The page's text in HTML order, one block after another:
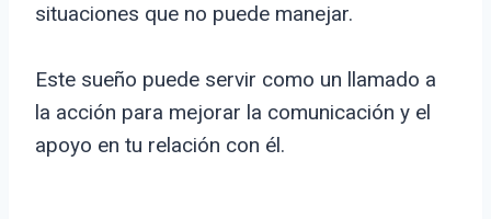
situaciones que no puede manejar.
Este sueño puede servir como un llamado a
la acción para mejorar la comunicación y el
apoyo en tu relación con él.